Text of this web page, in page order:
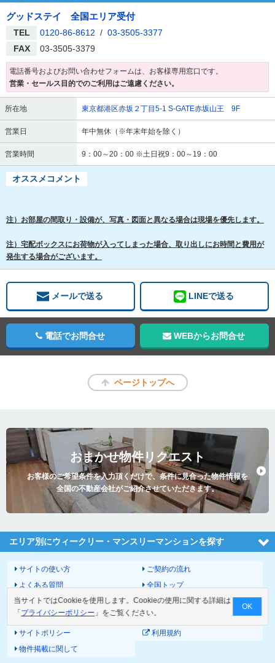
グッドステイ 全国エリア受付
TEL 0120-86-8612 / 03-3505-3377
FAX
03-3505-3379
電話番号およびお問い合わせフォームは、お客様専用窓口です。
営業・セールス目的でのご利用はご遠慮ください。
所在地 東京都港区赤坂２丁目5-1 S-GATE赤坂山王 9F
営業日 年中無休（※年末年始を除く）
営業時間 9：00～20：00 ※土日祝9：00～19：00
オススメコメント
注）お部屋の間取り・設備が、写真・図面と異なる場合は現場を優先します。
注）宅配ボックスにお荷物が入ってしまった場合、取り出しにお時間と費用が
発生する場合がございます。
メールで送る LINEで送る
電話でお問合せ WEBからお問合せ
ページトップへ
おまかせ物件リクエスト
お客様のご希望条件を入力頂くだけで、条件に見合った物件情報を
全国の不動産会社がご紹介させていただきます。
エリア別にウィークリー・マンスリーマンションを探す
サイトの使い方
ご契約の流れ
よくある質問
全国トップ
サイトマップ
運営会社
お問い合わせ
個人情報の取扱いについて
サイトポリシー
利用規約
物件掲載に関して
当サイトではCookieを使用します。Cookieの使用に関する詳細は
「 プライバシーポリシー 」をご覧ください。
OK